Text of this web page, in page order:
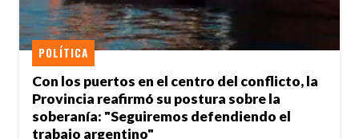
Con los puertos en el centro del conflicto, la
Provincia reafirmó su postura sobre la
soberanía: "Seguiremos defendiendo el
trabajo argentino"
POLÍTICA